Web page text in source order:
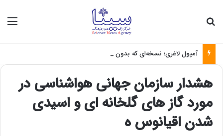
آمپول لاغری؛ نسخه‌ای که بدون تغذیه خطرناک می‌شود
هشدار سازمان جهانی هواشناسی در
مورد گاز های گلخانه ای و اسیدی
شدن اقیانوس ه